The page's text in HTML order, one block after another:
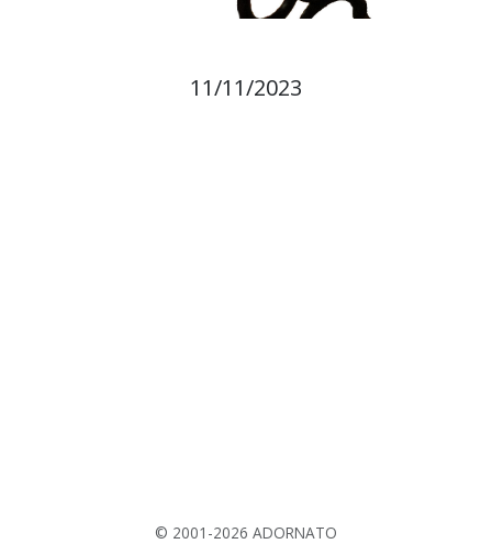
11/11/2023
© 2001-2026 ADORNATO